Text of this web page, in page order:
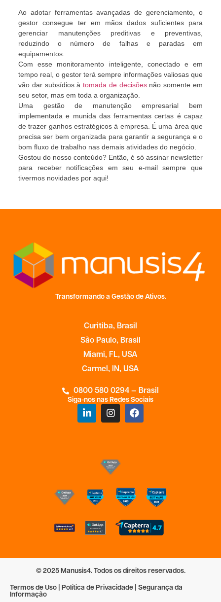
Ao adotar ferramentas avançadas de gerenciamento, o
gestor consegue ter em mãos dados suficientes para
gerenciar manutenções preditivas e preventivas,
reduzindo o número de falhas e paradas em
equipamentos.
Com esse monitoramento inteligente, conectado e em
tempo real, o gestor terá sempre informações valiosas que
vão dar subsídios àtomada de decisõesnão somente em
seu setor, mas em toda a organização.
Uma gestão de manutenção empresarial bem
implementada e munida das ferramentas certas é capaz
de trazer ganhos estratégicos à empresa. É uma área que
precisa ser bem organizada para garantir a segurança e o
bom fluxo de trabalho nas demais atividades do negócio.
Gostou do nosso conteúdo? Então, é só assinar newsletter
para receber notificações em seu e-mail sempre que
tivermos novidades por aqui!
Transformando a Gestão de Ativos.
Curitiba, Brasil
São Paulo, Brasil
Miami, FL, USA
Carmel, IN, USA
0800 580 0294 — Brasil
Siga-nos nas Redes Sociais
© 2025 Manusis4. Todos os direitos reservados.
Termos de Uso | Política de Privacidade | Segurança da
Informação